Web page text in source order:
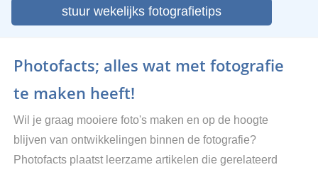
stuur wekelijks fotografietips
Photofacts; alles wat met fotografie
te maken heeft!
Wil je graag mooiere foto's maken en op de hoogte
blijven van ontwikkelingen binnen de fotografie?
Photofacts plaatst leerzame artikelen die gerelateerd